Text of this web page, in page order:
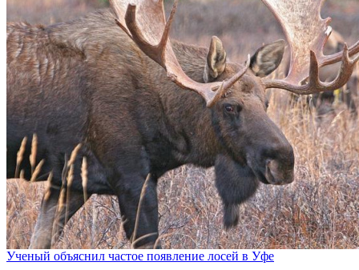
Ученый объяснил частое появление лосей в Уфе